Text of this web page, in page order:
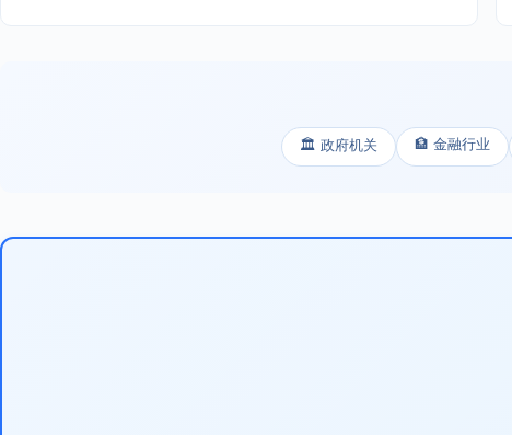
🏛️ 政府机关 🏦 金融行业